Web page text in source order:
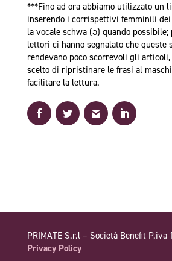
***Fino ad ora abbiamo utilizzato un
inserendo i corrispettivi femminili
la vocale schwa (ə) quando
lettori ci hanno segnalato che queste
rendevano poco scorrevoli gli
scelto di ripristinare le frasi al
facilitare la lettura.
PRIMATE S.r.l – Società Benefit
Privacy Policy